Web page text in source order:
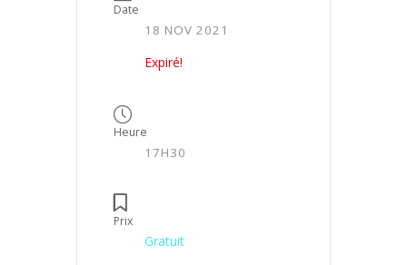
Date
18 NOV 2021
Expiré!
Heure
17H30
Prix
Gratuit